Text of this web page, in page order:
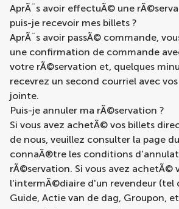
AprÃ¨s avoir effectuÃ© une
puis-je recevoir mes billets ?
AprÃ¨s avoir passÃ© commande,
une confirmation de commande
votre rÃ©servation et, quelques
recevrez un second courriel avec
jointe.
Puis-je annuler ma rÃ©servation ?
Si vous avez achetÃ© vos billets
de nous, veuillez consulter la page
connaÃ®tre les conditions
rÃ©servation. Si vous avez achetÃ©
l'intermÃ©diaire d'un revendeur (tel
Guide, Actie van de dag, Groupon,